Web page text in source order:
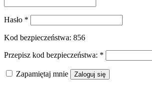
Hasło *
Kod bezpieczeństwa: 856
Przepisz kod bezpieczeństwa: *
Zapamiętaj mnie Zaloguj się